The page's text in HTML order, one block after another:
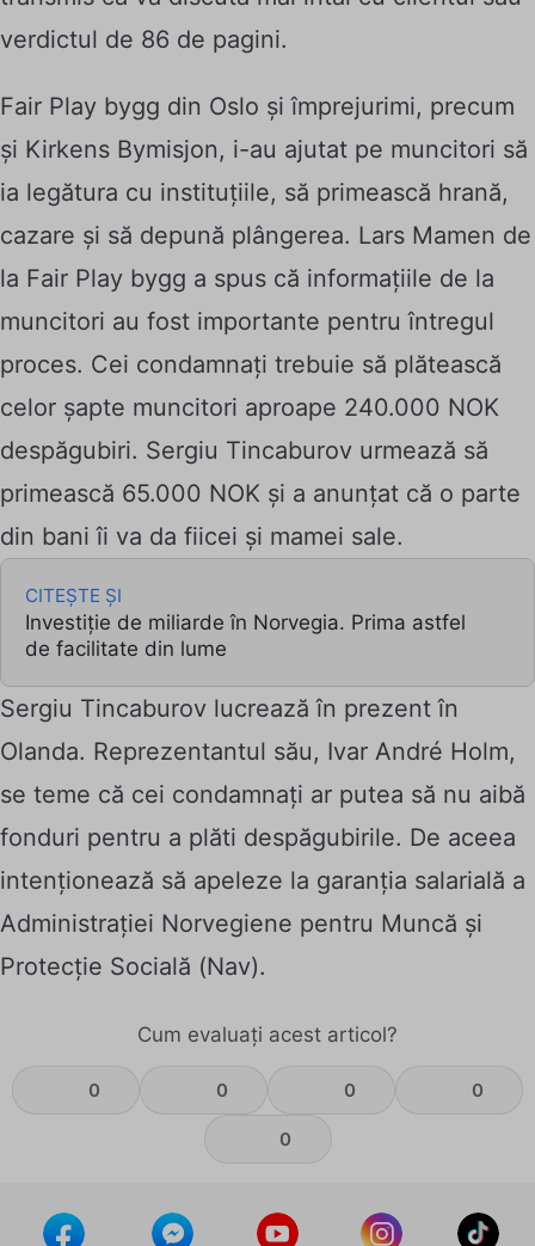
verdictul de 86 de pagini.
Fair Play bygg din Oslo și împrejurimi, precum
și Kirkens Bymisjon, i-au ajutat pe muncitori să
ia legătura cu instituțiile, să primească hrană,
cazare și să depună plângerea. Lars Mamen de
la Fair Play bygg a spus că informațiile de la
muncitori au fost importante pentru întregul
proces. Cei condamnați trebuie să plătească
celor șapte muncitori aproape 240.000 NOK
despăgubiri. Sergiu Tincaburov urmează să
primească 65.000 NOK și a anunțat că o parte
din bani îi va da fiicei și mamei sale.
CITEȘTE ȘI
Investiție de miliarde în Norvegia. Prima astfel
de facilitate din lume
Sergiu Tincaburov lucrează în prezent în
Olanda. Reprezentantul său, Ivar André Holm,
se teme că cei condamnați ar putea să nu aibă
fonduri pentru a plăti despăgubirile. De aceea
intenționează să apeleze la garanția salarială a
Administrației Norvegiene pentru Muncă și
Protecție Socială (Nav).
Cum evaluați acest articol?
0 0 0 0
0